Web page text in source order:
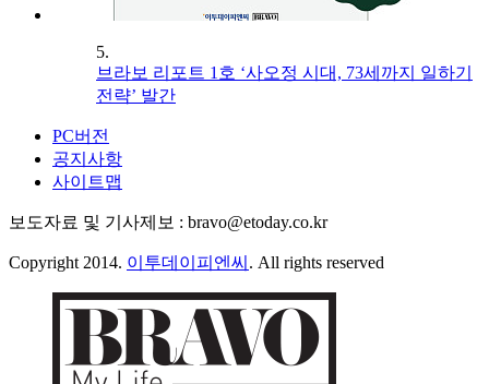
5.
브라보 리포트 1호 ‘사오정 시대, 73세까지 일하기
전략’ 발간
PC버전
공지사항
사이트맵
보도자료 및 기사제보 : bravo@etoday.co.kr
Copyright 2014. 이투데이피엔씨 . All rights reserved